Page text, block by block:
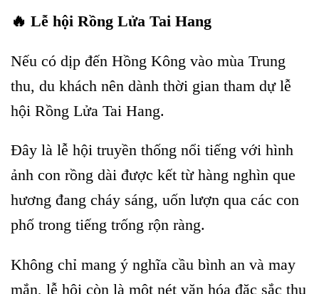
🔥 Lễ hội Rồng Lửa Tai Hang
Nếu có dịp đến Hồng Kông vào mùa Trung
thu, du khách nên dành thời gian tham dự lễ
hội Rồng Lửa Tai Hang.
Đây là lễ hội truyền thống nổi tiếng với hình
ảnh con rồng dài được kết từ hàng nghìn que
hương đang cháy sáng, uốn lượn qua các con
phố trong tiếng trống rộn ràng.
Không chỉ mang ý nghĩa cầu bình an và may
mắn, lễ hội còn là một nét văn hóa đặc sắc thu